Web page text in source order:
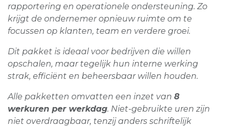
rapportering en operationele ondersteuning. Zo
krijgt de ondernemer opnieuw ruimte om te
focussen op klanten, team en verdere groei.
Dit pakket is ideaal voor bedrijven die willen
opschalen, maar tegelijk hun interne werking
strak, efficiënt en beheersbaar willen houden.
Alle pakketten omvatten een inzet van 8
werkuren per werkdag. Niet-gebruikte uren zijn
niet overdraagbaar, tenzij anders schriftelijk